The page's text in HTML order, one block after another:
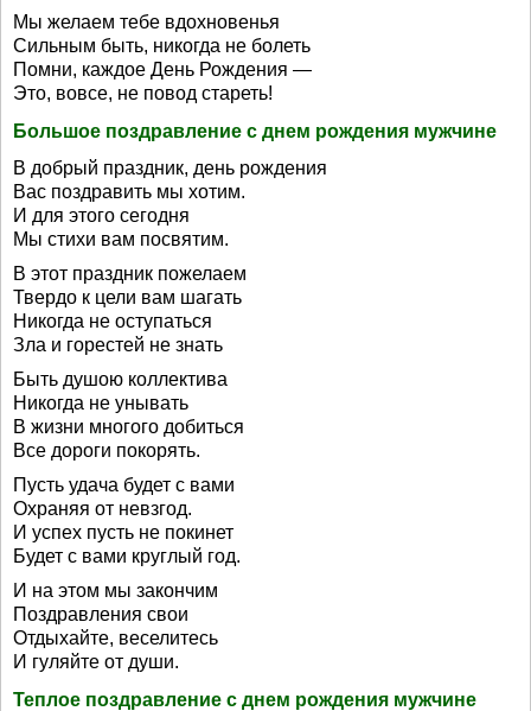
Мы желаем тебе вдохновенья
Сильным быть, никогда не болеть
Помни, каждое День Рождения —
Это, вовсе, не повод стареть!
Большое поздравление с днем рождения мужчине
В добрый праздник, день рождения
Вас поздравить мы хотим.
И для этого сегодня
Мы стихи вам посвятим.
В этот праздник пожелаем
Твердо к цели вам шагать
Никогда не оступаться
Зла и горестей не знать
Быть душою коллектива
Никогда не унывать
В жизни многого добиться
Все дороги покорять.
Пусть удача будет с вами
Охраняя от невзгод.
И успех пусть не покинет
Будет с вами круглый год.
И на этом мы закончим
Поздравления свои
Отдыхайте, веселитесь
И гуляйте от души.
Теплое поздравление с днем рождения мужчине